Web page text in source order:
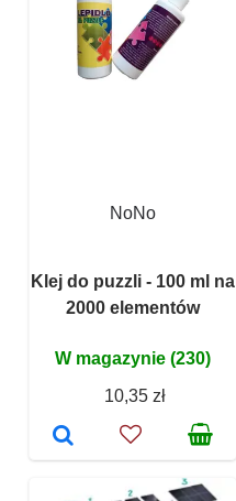
NoNo
Klej do puzzli - 100 ml na
2000 elementów
W magazynie (230)
10,35 zł